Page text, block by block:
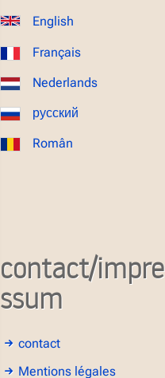
English
Français
Nederlands
русский
Român
contact/impre
ssum
contact
Mentions légales